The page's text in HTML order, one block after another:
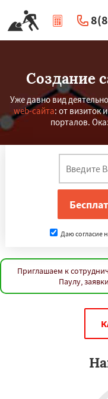
|
Создание
Уже давно вид
web-сайта: от визиток
порталов.
Даю согласие
Приглашаем к
Паулу,